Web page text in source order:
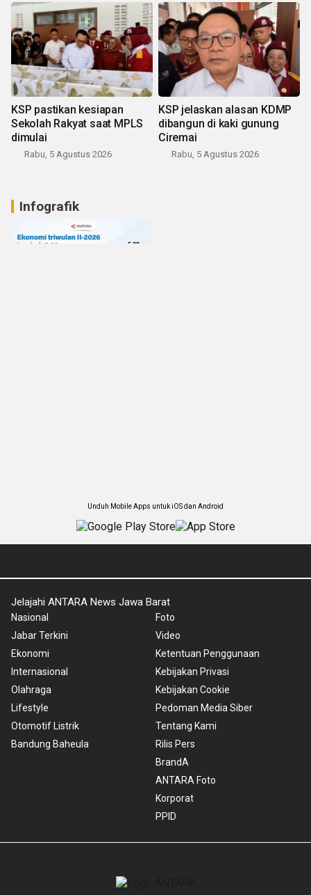
KSP pastikan kesiapan
Sekolah Rakyat saat MPLS
dimulai
Rabu, 5 Agustus 2026
KSP jelaskan alasan KDMP
dibangun di kaki gunung
Ciremai
Rabu, 5 Agustus 2026
Infografik
Unduh Mobile Apps untuk iOS dan Android
Jelajahi ANTARA News Jawa Barat
Nasional
Jabar Terkini
Ekonomi
Internasional
Olahraga
Lifestyle
Otomotif Listrik
Bandung Baheula
Foto
Video
Ketentuan Penggunaan
Kebijakan Privasi
Kebijakan Cookie
Pedoman Media Siber
Tentang Kami
Rilis Pers
BrandA
ANTARA Foto
Korporat
PPID